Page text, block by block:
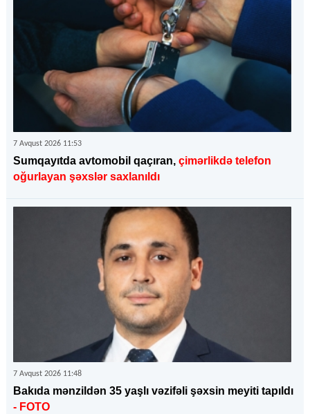
7 Avqust 2026 11:53
Sumqayıtda avtomobil qaçıran, çimərlikdə telefon
oğurlayan şəxslər saxlanıldı
7 Avqust 2026 11:48
Bakıda mənzildən 35 yaşlı vəzifəli şəxsin meyiti tapıldı
- FOTO